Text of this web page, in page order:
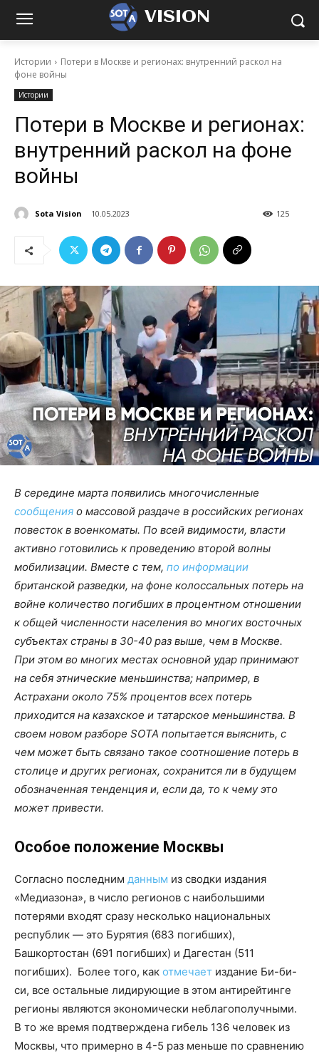
VISION
Истории
Потери в Москве и регионах: внутренний раскол на
фоне войны
Истории
Потери в Москве и регионах:
внутренний раскол на фоне
войны
Sota Vision 10.05.2023 125
В середине марта появились многочисленные
сообщения о массовой раздаче в российских регионах
повесток в военкоматы. По всей видимости, власти
активно готовились к проведению второй волны
мобилизации. Вместе с тем, по информации
британской разведки, на фоне колоссальных потерь на
войне количество погибших в процентном отношении
к общей численности населения во многих восточных
субъектах страны в 30-40 раз выше, чем в Москве.
При этом во многих местах основной удар принимают
на себя этнические меньшинства; например, в
Астрахани около 75% процентов всех потерь
приходится на казахское и татарское меньшинства. В
своем новом разборе SOTA попытается выяснить, с
чем может быть связано такое соотношение потерь в
столице и других регионах, сохранится ли в будущем
обозначенная тенденция и, если да, то к чему это
может привести.
Особое положение Москвы
Согласно последним данным из сводки издания
«Медиазона», в число регионов с наибольшими
потерями входят сразу несколько национальных
республик — это Бурятия (683 погибших),
Башкортостан (691 погибших) и Дагестан (511
погибших). Более того, как отмечает издание Би-би-
си, все остальные лидирующие в этом антирейтинге
регионы являются экономически неблагополучными.
В то же время подтверждена гибель 136 человек из
Москвы, что примерно в 4-5 раз меньше по сравнению